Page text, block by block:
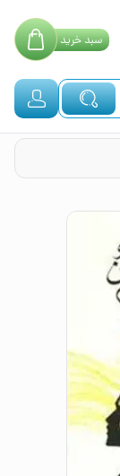
سبدخرید